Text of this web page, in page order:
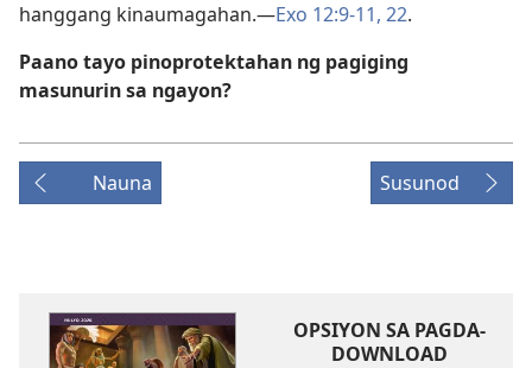
hanggang kinaumagahan.​—Exo 12:9-11, 22.
Paano tayo pinoprotektahan ng pagiging
masunurin sa ngayon?
Nauna Susunod
OPSIYON SA PAGDA-
DOWNLOAD